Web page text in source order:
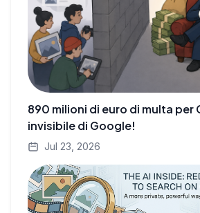
890 milioni di euro di multa per
invisibile di Google!
Jul 23, 2026